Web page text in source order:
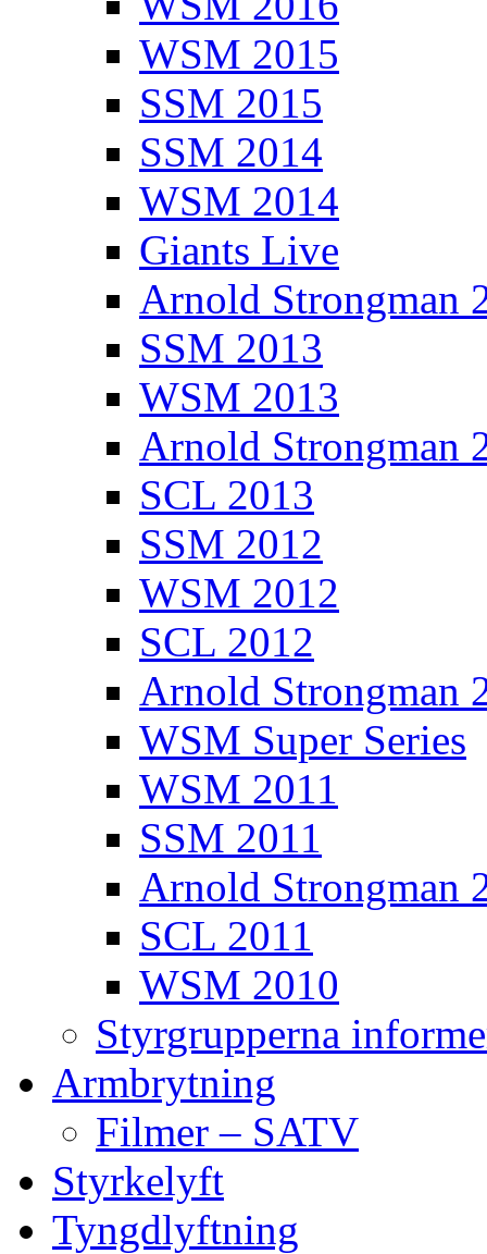
WSM 2015
SSM 2015
SSM 2014
WSM 2014
Giants Live
Arnold Strongman
SSM 2013
WSM 2013
Arnold Strongman
SCL 2013
SSM 2012
WSM 2012
SCL 2012
Arnold Strongman
WSM Super Series
WSM 2011
SSM 2011
Arnold Strongman
SCL 2011
WSM 2010
Styrgrupperna
Armbrytning
Filmer – SATV
Styrkelyft
Tyngdlyftning